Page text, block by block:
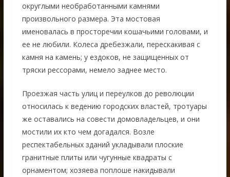
округлыми необработанными камнями
произвольного размера. Эта мостовая
именовалась в просторечии кошачьими головами, и
ее не любили. Колеса дребезжали, перескакивая с
камня на камень; у ездоков, не защищенных от
тряски рессорами, немело заднее место.
Проезжая часть улиц и переулков до революции
относилась к ведению городских властей, тротуары
же оставались на совести домовладельцев, и они
мостили их кто чем догадался. Возле
респектабельных зданий укладывали плоские
гранитные плиты или чугунные квадраты с
орнаментом; хозяева поплоше накидывали